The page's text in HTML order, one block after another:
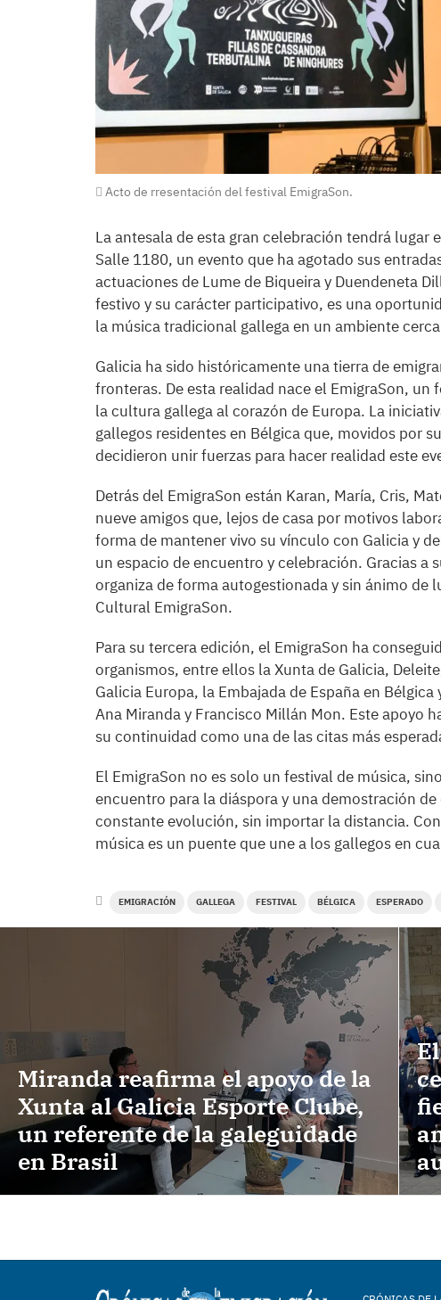
Acto de rresentación del festival EmigraSon.
La antesala de esta gran celebración tendrá
Salle 1180, un evento que ha agotado sus
actuaciones de Lume de Biqueira y Duendeneta
festivo y su carácter participativo, es una
la música tradicional gallega en un ambiente
Galicia ha sido históricamente una tierra de
fronteras. De esta realidad nace el EmigraSon,
la cultura gallega al corazón de Europa. La
gallegos residentes en Bélgica que, movidos por
decidieron unir fuerzas para hacer realidad este
Detrás del EmigraSon están Karan, María, Cris,
nueve amigos que, lejos de casa por motivos
forma de mantener vivo su vínculo con Galicia y
un espacio de encuentro y celebración. Gracias a
organiza de forma autogestionada y sin ánimo de
Cultural EmigraSon.
Para su tercera edición, el EmigraSon ha
organismos, entre ellos la Xunta de Galicia,
Galicia Europa, la Embajada de España en
Ana Miranda y Francisco Millán Mon. Este apoyo
su continuidad como una de las citas más
El EmigraSon no es solo un festival de música,
encuentro para la diáspora y una demostración
constante evolución, sin importar la distancia.
música es un puente que une a los gallegos en
EMIGRACIÓN GALLEGA FESTIVAL BÉLGICA ESPERADO
Miranda reafirma el apoyo de la
Xunta al Galicia Esporte Clube,
un referente de la galeguidade
en Brasil